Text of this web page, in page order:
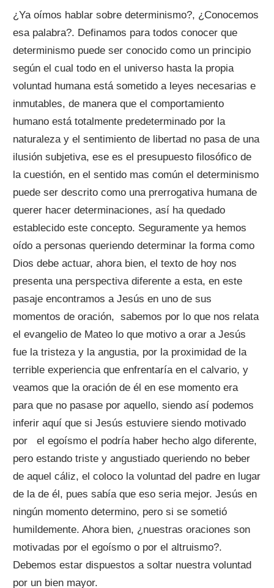
¿Ya oímos hablar sobre determinismo?, ¿Conocemos
esa palabra?. Definamos para todos conocer que
determinismo puede ser conocido como un principio
según el cual todo en el universo hasta la propia
voluntad humana está sometido a leyes necesarias e
inmutables, de manera que el comportamiento
humano está totalmente predeterminado por la
naturaleza y el sentimiento de libertad no pasa de una
ilusión subjetiva, ese es el presupuesto filosófico de
la cuestión, en el sentido mas común el determinismo
puede ser descrito como una prerrogativa humana de
querer hacer determinaciones, así ha quedado
establecido este concepto. Seguramente ya hemos
oído a personas queriendo determinar la forma como
Dios debe actuar, ahora bien, el texto de hoy nos
presenta una perspectiva diferente a esta, en este
pasaje encontramos a Jesús en uno de sus
momentos de oración, sabemos por lo que nos relata
el evangelio de Mateo lo que motivo a orar a Jesús
fue la tristeza y la angustia, por la proximidad de la
terrible experiencia que enfrentaría en el calvario, y
veamos que la oración de él en ese momento era
para que no pasase por aquello, siendo así podemos
inferir aquí que si Jesús estuviere siendo motivado
por el egoísmo el podría haber hecho algo diferente,
pero estando triste y angustiado queriendo no beber
de aquel cáliz, el coloco la voluntad del padre en lugar
de la de él, pues sabía que eso seria mejor. Jesús en
ningún momento determino, pero si se sometió
humildemente. Ahora bien, ¿nuestras oraciones son
motivadas por el egoísmo o por el altruismo?.
Debemos estar dispuestos a soltar nuestra voluntad
por un bien mayor.